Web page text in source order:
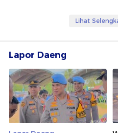
Lihat
Lapor Daeng